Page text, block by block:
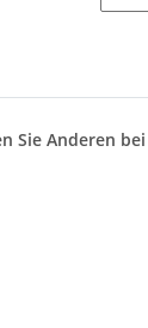
Sie Anderen